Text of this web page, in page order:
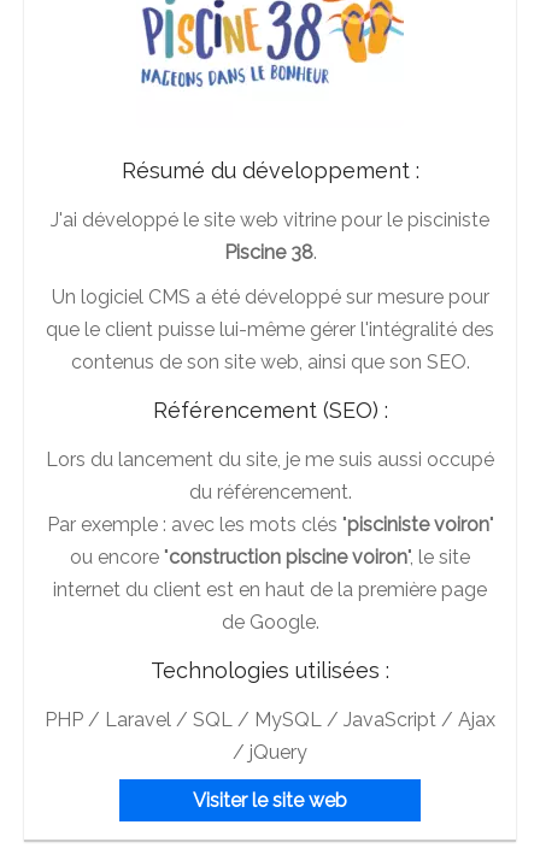
Résumé du développement :
J'ai développé le site web vitrine pour le pisciniste
Piscine 38.
Un logiciel CMS a été développé sur mesure pour
que le client puisse lui-même gérer l'intégralité des
contenus de son site web, ainsi que son SEO.
Référencement (SEO) :
Lors du lancement du site, je me suis aussi occupé
du référencement.
Par exemple : avec les mots clés "pisciniste voiron"
ou encore "construction piscine voiron", le site
internet du client est en haut de la première page
de Google.
Technologies utilisées :
PHP / Laravel / SQL / MySQL / JavaScript / Ajax
/ jQuery
Visiter le site web